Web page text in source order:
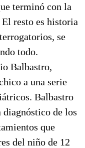
terminó con la
resto es historia
se
todo.
Balbastro,
a una serie
Balbastro
diagnóstico de los
que
del niño de 12